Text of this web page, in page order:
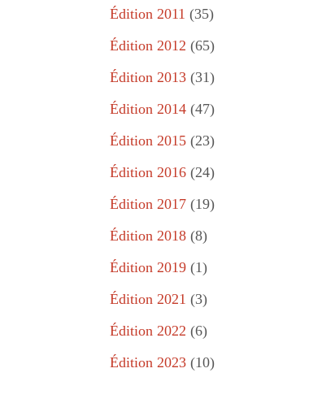
Édition 2011 (35)
Édition 2012 (65)
Édition 2013 (31)
Édition 2014 (47)
Édition 2015 (23)
Édition 2016 (24)
Édition 2017 (19)
Édition 2018 (8)
Édition 2019 (1)
Édition 2021 (3)
Édition 2022 (6)
Édition 2023 (10)